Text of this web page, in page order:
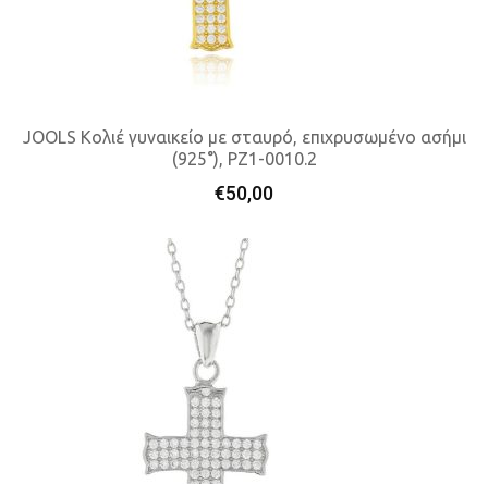
Προσθήκη Στο Καλάθι
JOOLS Κολιέ γυναικείο με σταυρό, επιχρυσωμένο ασήμι
(925°), PZ1-0010.2
€50,00